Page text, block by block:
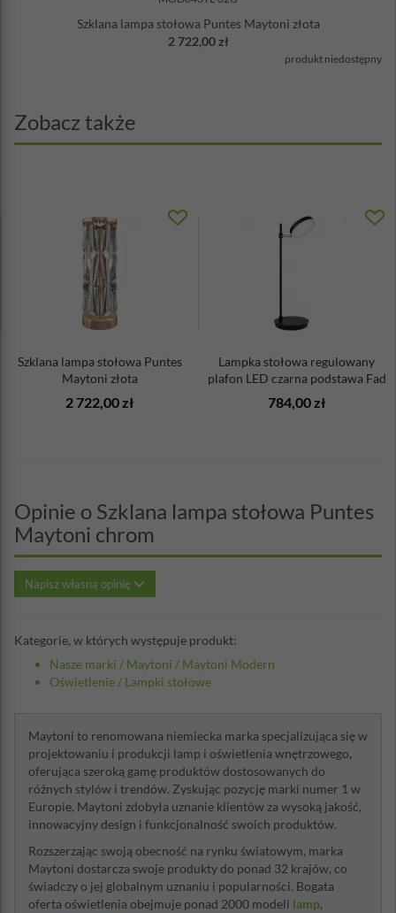
Szklana lampa stołowa Puntes Maytoni złota
2 722,00 zł
produkt niedostępny
Zobacz także
Szklana lampa stołowa Puntes
Maytoni złota
2 722,00 zł
Lampka stołowa regulowany
plafon LED czarna podstawa Fad
...
784,00 zł
Opinie o Szklana lampa stołowa Puntes
Maytoni chrom
Napisz własną opinię
Kategorie, w których występuje produkt:
Nasze marki / Maytoni / Maytoni Modern
Oświetlenie / Lampki stołowe
Maytoni to renomowana niemiecka marka specjalizująca się w
projektowaniu i produkcji lamp i oświetlenia wnętrzowego,
oferująca szeroką gamę produktów dostosowanych do
różnych stylów i trendów. Zyskując pozycję marki numer 1 w
Europie, Maytoni zdobyła uznanie klientów za wysoką jakość,
innowacyjny design i funkcjonalność swoich produktów.
Rozszerzając swoją obecność na rynku światowym, marka
Maytoni dostarcza swoje produkty do ponad 32 krajów, co
świadczy o jej globalnym uznaniu i popularności. Bogata
oferta oświetlenia obejmuje ponad 2000 modeli lamp,